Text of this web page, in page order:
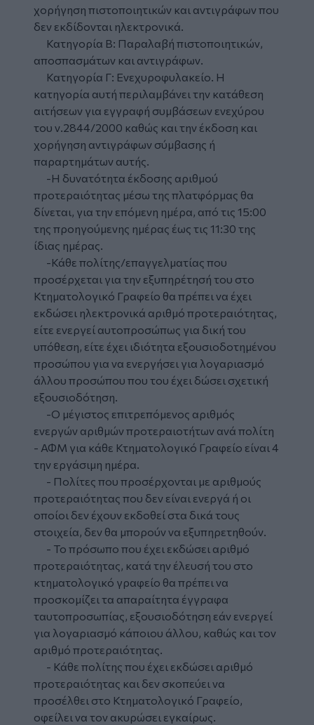
χορήγηση πιστοποιητικών και αντιγράφων που
δεν εκδίδονται ηλεκτρονικά.
Κατηγορία Β: Παραλαβή πιστοποιητικών,
αποσπασμάτων και αντιγράφων.
Κατηγορία Γ: Ενεχυροφυλακείο. Η
κατηγορία αυτή περιλαμβάνει την κατάθεση
αιτήσεων για εγγραφή συμβάσεων ενεχύρου
του ν.2844/2000 καθώς και την έκδοση και
χορήγηση αντιγράφων σύμβασης ή
παραρτημάτων αυτής.
-Η δυνατότητα έκδοσης αριθμού
προτεραιότητας μέσω της πλατφόρμας θα
δίνεται, για την επόμενη ημέρα, από τις 15:00
της προηγούμενης ημέρας έως τις 11:30 της
ίδιας ημέρας.
-Κάθε πολίτης/επαγγελματίας που
προσέρχεται για την εξυπηρέτησή του στο
Κτηματολογικό Γραφείο θα πρέπει να έχει
εκδώσει ηλεκτρονικά αριθμό προτεραιότητας,
είτε ενεργεί αυτοπροσώπως για δική του
υπόθεση, είτε έχει ιδιότητα εξουσιοδοτημένου
προσώπου για να ενεργήσει για λογαριασμό
άλλου προσώπου που του έχει δώσει σχετική
εξουσιοδότηση.
-Ο μέγιστος επιτρεπόμενος αριθμός
ενεργών αριθμών προτεραιοτήτων ανά πολίτη
- ΑΦΜ για κάθε Κτηματολογικό Γραφείο είναι 4
την εργάσιμη ημέρα.
- Πολίτες που προσέρχονται με αριθμούς
προτεραιότητας που δεν είναι ενεργά ή οι
οποίοι δεν έχουν εκδοθεί στα δικά τους
στοιχεία, δεν θα μπορούν να εξυπηρετηθούν.
- Το πρόσωπο που έχει εκδώσει αριθμό
προτεραιότητας, κατά την έλευσή του στο
κτηματολογικό γραφείο θα πρέπει να
προσκομίζει τα απαραίτητα έγγραφα
ταυτοπροσωπίας, εξουσιοδότηση εάν ενεργεί
για λογαριασμό κάποιου άλλου, καθώς και τον
αριθμό προτεραιότητας.
- Κάθε πολίτης που έχει εκδώσει αριθμό
προτεραιότητας και δεν σκοπεύει να
προσέλθει στο Κτηματολογικό Γραφείο,
οφείλει να τον ακυρώσει εγκαίρως.